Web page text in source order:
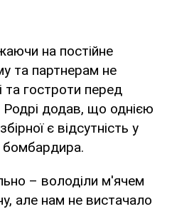
на постійне
та партнерам не
та гостроти перед
Родрі додав, що однією
є відсутність у
бомбардира.
– володіли м'ячем
але нам не вистачало